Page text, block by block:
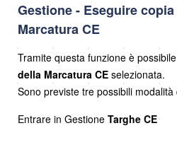
Gestione - Eseguire
Marcatura CE
Tramite questa funzione è
della Marcatura CE selezionata.
Sono previste tre possibili modalità
Entrare in Gestione Targhe CE